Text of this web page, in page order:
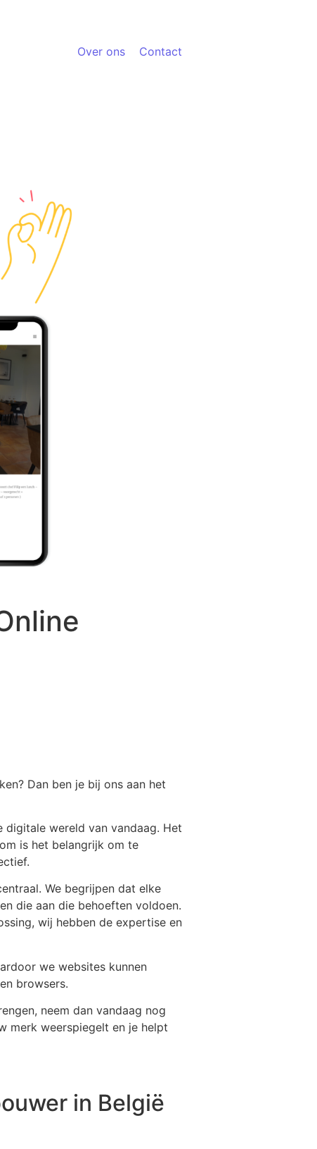
Over ons Contact
Dan ben je bij ons aan het
wereld van vandaag. Het
is het belangrijk om te
We begrijpen dat elke
die aan die behoeften voldoen.
wij hebben de expertise en
we websites kunnen
browsers.
neem dan vandaag nog
merk weerspiegelt en je helpt
in België